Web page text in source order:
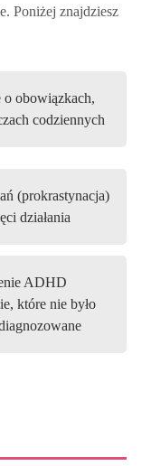
Poniżej znajdziesz
o obowiązkach,
codziennych
(prokrastynacja)
działania
ADHD
które nie było